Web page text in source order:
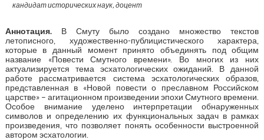
кандидат исторических наук, доцент
Аннотация. В Смуту было создано множество текстов
летописного, художественно-публицистического характера,
которые в данный момент принято объединять под общим
название «Повести Смутного времени». Во многих из них
актуализируется тема эсхатологических ожиданий. В данной
работе рассматривается система эсхатологических образов,
представленная в «Новой повести о преславном Российском
царстве» – агитационном произведении эпохи Смутного времени.
Особое внимание уделено интерпретации обнаруженных
символов и определению их функциональных задач в рамках
произведения, что позволяет понять особенности выстроенной
автором эсхатологии.